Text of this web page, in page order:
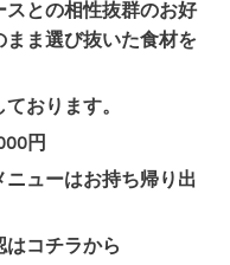
との相性抜群のお好
ま選び抜いた食材を
おります。
円
ューはお持ち帰り出
はコチラから